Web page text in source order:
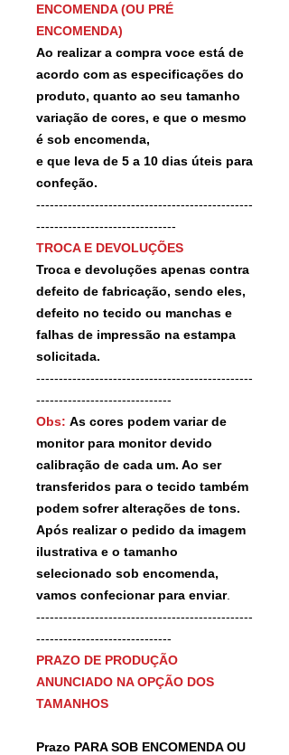
ENCOMENDA (OU PRÉ
ENCOMENDA)
Ao realizar a compra voce está de
acordo com as especificações do
produto, quanto ao seu tamanho
variação de cores, e que o mesmo
é sob encomenda,
e que leva de 5 a 10 dias úteis para
confeção.
------------------------------------------------
-------------------------------
TROCA E DEVOLUÇÕES
Troca e devoluções apenas contra
defeito de fabricação, sendo eles,
defeito no tecido ou manchas e
falhas de impressão na estampa
solicitada.
------------------------------------------------
------------------------------
Obs: As cores podem variar de
monitor para monitor devido
calibração de cada um. Ao ser
transferidos para o tecido também
podem sofrer alterações de tons.
Após realizar o pedido da imagem
ilustrativa e o tamanho
selecionado sob encomenda,
vamos confecionar para enviar.
------------------------------------------------
------------------------------
PRAZO DE PRODUÇÃO
ANUNCIADO NA OPÇÃO DOS
TAMANHOS
Prazo PARA SOB ENCOMENDA OU